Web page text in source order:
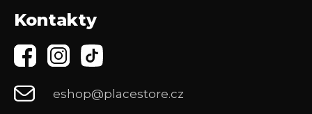
Kontakty
eshop@placestore.cz